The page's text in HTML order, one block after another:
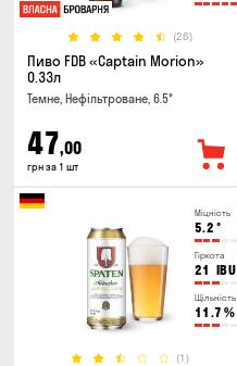
(26)
Пиво FDB «Captain Morion»
0.33л
Темне, Нефільтроване, 6.5°
47,00
грн за 1 шт
Міцність
5.2 °
Гіркота
21 IBU
Щільність
11.7 %
(1)